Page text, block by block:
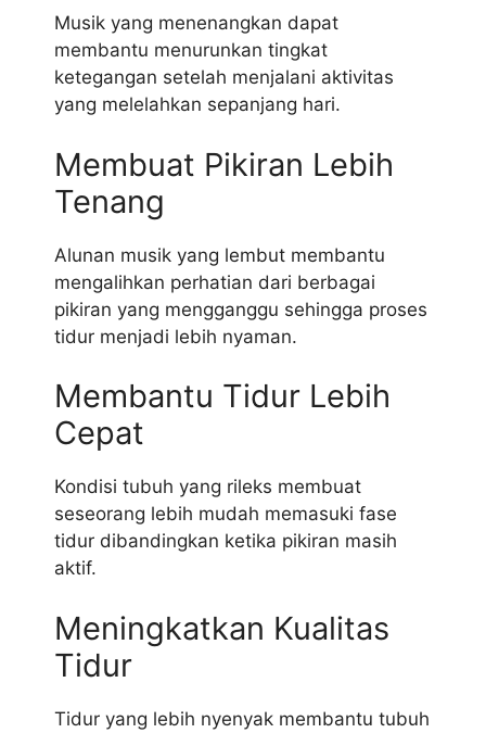
Musik yang menenangkan dapat
membantu menurunkan tingkat
ketegangan setelah menjalani aktivitas
yang melelahkan sepanjang hari.
Membuat Pikiran Lebih
Tenang
Alunan musik yang lembut membantu
mengalihkan perhatian dari berbagai
pikiran yang mengganggu sehingga proses
tidur menjadi lebih nyaman.
Membantu Tidur Lebih
Cepat
Kondisi tubuh yang rileks membuat
seseorang lebih mudah memasuki fase
tidur dibandingkan ketika pikiran masih
aktif.
Meningkatkan Kualitas
Tidur
Tidur yang lebih nyenyak membantu tubuh